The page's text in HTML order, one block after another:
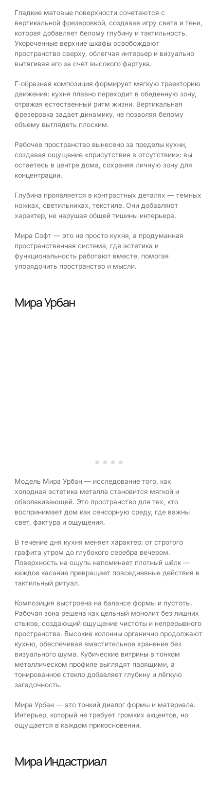
Гладкие матовые поверхности сочетаются с
вертикальной фрезеровкой, создавая игру света и тени,
которая добавляет белому глубину и тактильность.
Укороченные верхние шкафы освобождают
пространство сверху, облегчая интерьер и визуально
вытягивая его за счет высокого фартука.
Г-образная композиция формирует мягкую траекторию
движения: кухня плавно переходит в обеденную зону,
отражая естественный ритм жизни. Вертикальная
фрезеровка задает динамику, не позволяя белому
объему выглядеть плоским.
Рабочее пространство вынесено за пределы кухни,
создавая ощущение «присутствия в отсутствии»: вы
остаетесь в центре дома, сохраняя личную зону для
концентрации.
Глубина проявляется в контрастных деталях — темных
ножках, светильниках, текстиле. Они добавляют
характер, не нарушая общей тишины интерьера.
Мира Софт — это не просто кухня, а продуманная
пространственная система, где эстетика и
функциональность работают вместе, помогая
упорядочить пространство и мысли.
Мира Урбан
Модель Мира Урбан — исследование того, как
холодная эстетика металла становится мягкой и
обволакивающей. Это пространство для тех, кто
воспринимает дом как сенсорную среду, где важны
свет, фактура и ощущения.
В течение дня кухня меняет характер: от строгого
графита утром до глубокого серебра вечером.
Поверхность на ощупь напоминает плотный шёлк —
каждое касание превращает повседневные действия в
тактильный ритуал.
Композиция выстроена на балансе формы и пустоты.
Рабочая зона решена как цельный монолит без лишних
стыков, создающий ощущение чистоты и непрерывного
пространства. Высокие колонны органично продолжают
кухню, обеспечивая вместительное хранение без
визуального шума. Кубические витрины в тонком
металлическом профиле выглядят парящими, а
тонированное стекло добавляет глубину и лёгкую
загадочность.
Мира Урбан — это тонкий диалог формы и материала.
Интерьер, который не требует громких акцентов, но
ощущается в каждом прикосновении.
Мира Индастриал